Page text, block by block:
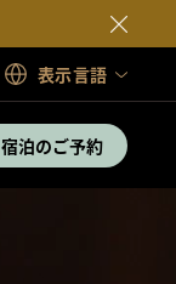
表示言語
宿泊のご予約